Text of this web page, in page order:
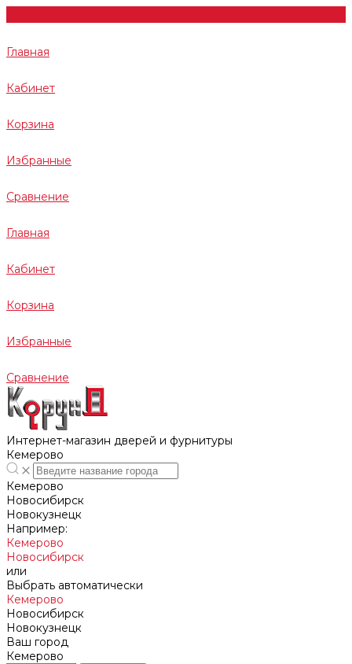
Главная
Кабинет
Корзина
Избранные
Сравнение
Главная
Кабинет
Корзина
Избранные
Сравнение
Интернет-магазин дверей и фурнитуры
Кемерово
Кемерово
Новосибирск
Новокузнецк
Например:
Кемерово
Новосибирск
или
Выбрать автоматически
Кемерово
Новосибирск
Новокузнецк
Ваш город
Кемерово